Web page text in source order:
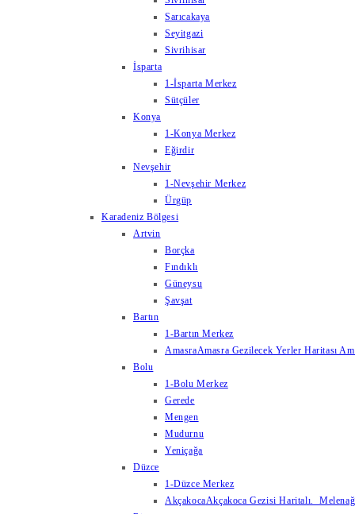
Sarıcakaya
Seyitgazi
Sivrihisar
İsparta
1-İsparta Merkez
Sütçüler
Konya
1-Konya Merkez
Eğirdir
Nevşehir
1-Nevşehir Merkez
Ürgüp
Karadeniz Bölgesi
Artvin
Borçka
Fındıklı
Güneysu
Şavşat
Bartın
1-Bartın Merkez
AmasraAmasra Gezilecek Yerler Haritası
Bolu
1-Bolu Merkez
Gerede
Mengen
Mudurnu
Yeniçağa
Düzce
1-Düzce Merkez
AkçakocaAkçakoca Gezisi Haritalı.